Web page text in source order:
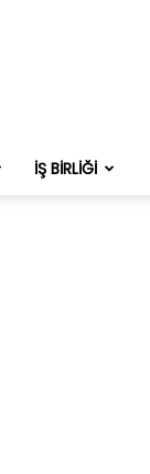
İŞ BIRLIĞI